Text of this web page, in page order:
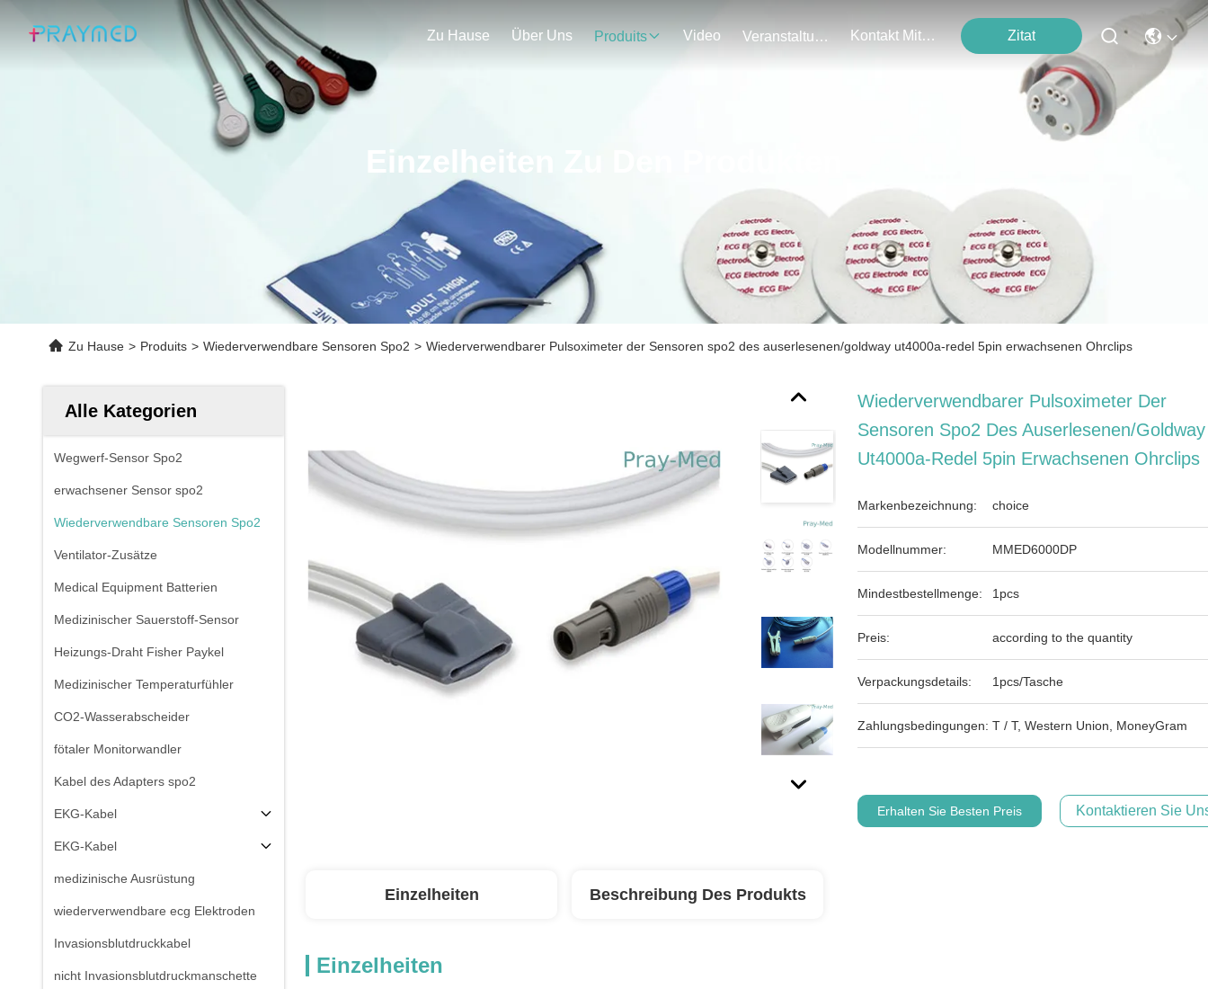
Zu Hause Über Uns Produits Video Veranstaltungen Kontakt Mit Uns Zitat
Einzelheiten Zu Den Produkten
Zu Hause > Produits > Wiederverwendbare Sensoren Spo2 > Wiederverwendbarer Pulsoximeter der Sensoren spo2 des auserlesenen/goldway ut4000a-redel 5pin erwachsenen Ohrclips
Alle Kategorien
Wegwerf-Sensor Spo2
erwachsener Sensor spo2
Wiederverwendbare Sensoren Spo2
Ventilator-Zusätze
Medical Equipment Batterien
Medizinischer Sauerstoff-Sensor
Heizungs-Draht Fisher Paykel
Medizinischer Temperaturfühler
CO2-Wasserabscheider
fötaler Monitorwandler
Kabel des Adapters spo2
EKG-Kabel
EKG-Kabel
medizinische Ausrüstung
wiederverwendbare ecg Elektroden
Invasionsblutdruckkabel
nicht Invasionsblutdruckmanschette
Wiederverwendbarer Pulsoximeter Der
Sensoren Spo2 Des Auserlesenen/goldway
Ut4000a-Redel 5pin Erwachsenen Ohrclips
Markenbezeichnung: choice
Modellnummer: MMED6000DP
Mindestbestellmenge: 1pcs
Preis: according to the quantity
Verpackungsdetails: 1pcs/Tasche
Zahlungsbedingungen: T / T, Western Union, MoneyGram
Erhalten Sie Besten Preis Kontaktieren Sie
Einzelheiten Beschreibung Des Produkts
Einzelheiten